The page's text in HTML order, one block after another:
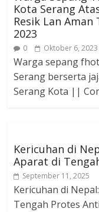
Kota Serang
Resik Lan
2023
0 Oktober 6, 2023
Warga sepang
Serang berserta
Serang Kota ||
Kericuhan di
Aparat di
September 11, 2025
Kericuhan di
Tengah Protes